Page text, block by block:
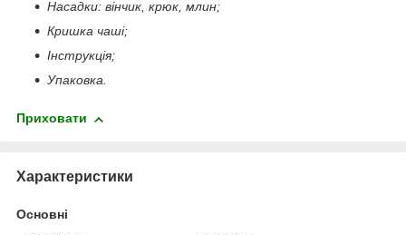
Насадки: вінчик, крюк, млин;
Кришка чаші;
Інструкція;
Упаковка.
Приховати
Характеристики
Основні